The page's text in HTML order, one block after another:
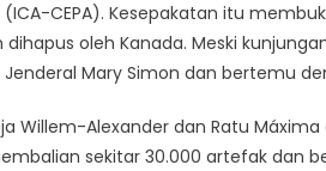
CEPA). Kesepakatan itu
oleh Kanada. Meski
Mary Simon dan bertemu
Willem-Alexander dan Ratu
sekitar 30.000 artefak dan